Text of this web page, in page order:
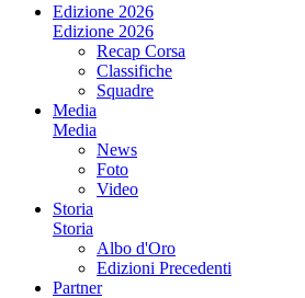
Edizione 2026
Edizione 2026
Recap Corsa
Classifiche
Squadre
Media
Media
News
Foto
Video
Storia
Storia
Albo d'Oro
Edizioni Precedenti
Partner